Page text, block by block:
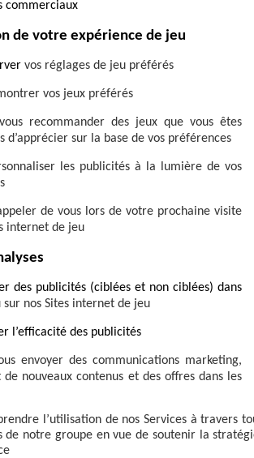
commerciaux
de votre expérience de jeu
vos réglages de jeu préférés
vos jeux préférés
recommander des jeux que vous êtes
d’apprécier sur la base de vos préférences
les publicités à la lumière de vos
de vous lors de votre prochaine visite
internet de jeu
des publicités (ciblées et non ciblées) dans
sur nos Sites internet de jeu
l’efficacité des publicités
envoyer des communications marketing,
de nouveaux contenus et des offres dans les
l’utilisation de nos Services à travers
de notre groupe en vue de soutenir la